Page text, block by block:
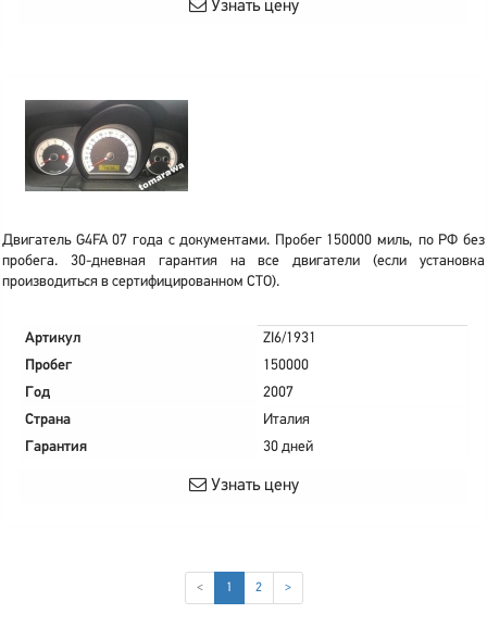
Узнать цену
Двигатель G4FA 07 года с документами. Пробег 150000 миль, по РФ без
пробега. 30-дневная гарантия на все двигатели (если установка
производиться в сертифицированном СТО).
Артикул
ZI6/1931
Пробег
150000
Год
2007
Страна
Италия
Гарантия
30 дней
Узнать цену
< 1 (current)
2 >